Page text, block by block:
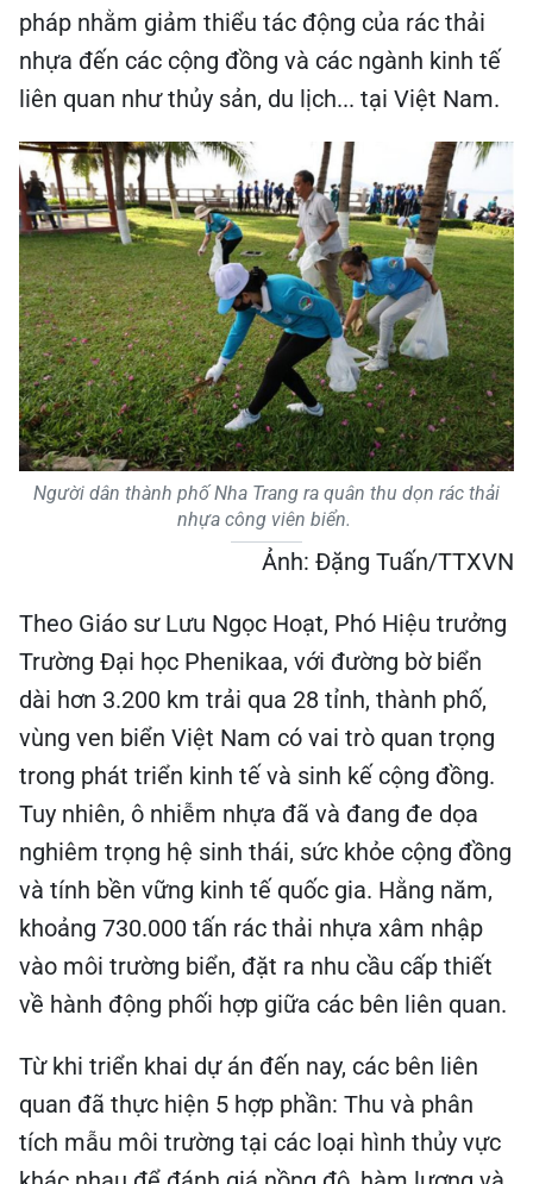
pháp nhằm giảm thiểu tác động của rác thải
nhựa đến các cộng đồng và các ngành kinh tế
liên quan như thủy sản, du lịch... tại Việt Nam.
Người dân thành phố Nha Trang ra quân thu dọn rác thải
nhựa công viên biển.
Ảnh: Đặng Tuấn/TTXVN
Theo Giáo sư Lưu Ngọc Hoạt, Phó Hiệu trưởng
Trường Đại học Phenikaa, với đường bờ biển
dài hơn 3.200 km trải qua 28 tỉnh, thành phố,
vùng ven biển Việt Nam có vai trò quan trọng
trong phát triển kinh tế và sinh kế cộng đồng.
Tuy nhiên, ô nhiễm nhựa đã và đang đe dọa
nghiêm trọng hệ sinh thái, sức khỏe cộng đồng
và tính bền vững kinh tế quốc gia. Hằng năm,
khoảng 730.000 tấn rác thải nhựa xâm nhập
vào môi trường biển, đặt ra nhu cầu cấp thiết
về hành động phối hợp giữa các bên liên quan.
Từ khi triển khai dự án đến nay, các bên liên
quan đã thực hiện 5 hợp phần: Thu và phân
tích mẫu môi trường tại các loại hình thủy vực